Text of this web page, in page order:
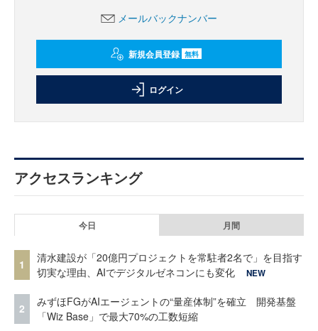
メールバックナンバー
新規会員登録 無料
ログイン
アクセスランキング
今日 月間
1
清水建設が「20億円プロジェクトを常駐者2名で」を目指す
切実な理由、AIでデジタルゼネコンにも変化
NEW
2
みずほFGがAIエージェントの“量産体制”を確立 開発基盤
「Wiz Base」で最大70%の工数短縮